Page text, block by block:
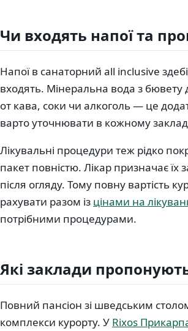
Чи входять напої та
Напої в санаторний all inclusive
входять. Мінеральна вода з бювету
от кава, соки чи алкоголь — це
варто уточнювати в кожному
Лікувальні процедури теж рідко
пакет повністю. Лікар призначає їх
після огляду. Тому повну вартість
рахувати разом із цінами на
потрібними процедурами.
Які заклади
Повний пансіон зі шведським
комплекси курорту. У Rixos